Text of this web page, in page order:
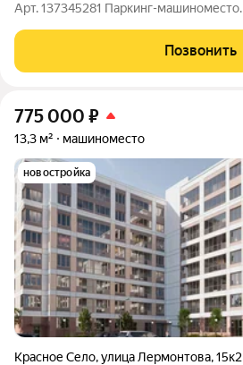
Арт. 137345281 Паркинг-машиноместо.
Позвонить
775 000 ₽
13,3 м² машиноместо
новостройка
Красное Село,улица Лермонтова,15к2